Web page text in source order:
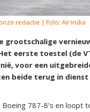
redactie | Foto: Air India
grootschalige
eerste toestel (de
voor een
beide terug in
787-8’s en